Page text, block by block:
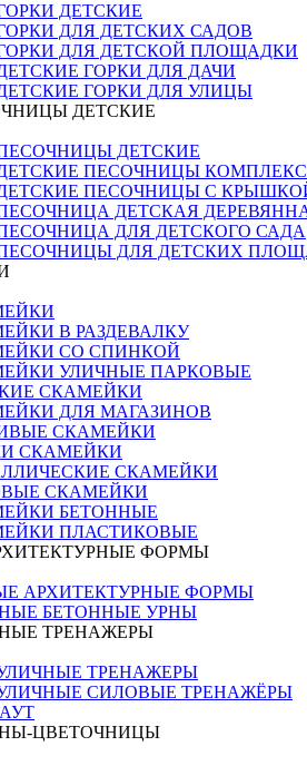
ДЕТСКИЕ
ДЛЯ ДЕТСКИХ САДОВ
ДЛЯ ДЕТСКОЙ ПЛОЩАДКИ
ГОРКИ ДЛЯ ДАЧИ
ГОРКИ ДЛЯ УЛИЦЫ
ДЕТСКИЕ
ДЕТСКИЕ
ПЕСОЧНИЦЫ
ПЕСОЧНИЦЫ С
ДЕТСКАЯ
ДЛЯ ДЕТСКОГО САДА
ДЛЯ ДЕТСКИХ
В РАЗДЕВАЛКУ
СО СПИНКОЙ
УЛИЧНЫЕ ПАРКОВЫЕ
СКАМЕЙКИ
ДЛЯ МАГАЗИНОВ
СКАМЕЙКИ
СКАМЕЙКИ
СКАМЕЙКИ
СКАМЕЙКИ
БЕТОННЫЕ
ПЛАСТИКОВЫЕ
ФОРМЫ
АРХИТЕКТУРНЫЕ ФОРМЫ
БЕТОННЫЕ УРНЫ
ТРЕНАЖЕРЫ
ТРЕНАЖЕРЫ
СИЛОВЫЕ ТРЕНАЖЁРЫ
ЦВЕТОЧНИЦЫ